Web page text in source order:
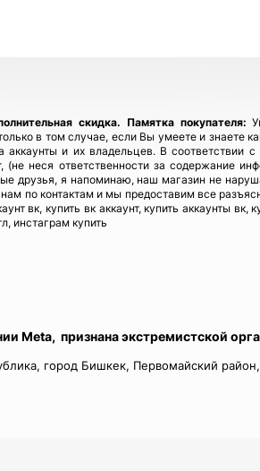
скидка. Памятка покупателя:
в том случае, если Вы умеете и знаете
и их владельцев. В соответствии
неся ответственности за содержание
друзья, я напоминаю, наш магазин не
по контактам и мы предоставим все
вк, купить вк аккаунт, купить аккаунты
инстаграм купить
Meta, признана экстремистской
город Бишкек, Первомайский